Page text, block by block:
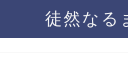
徒然なる